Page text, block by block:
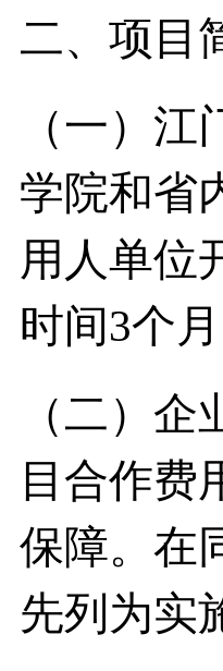
二、项目
（一）
学院和省
用人单位
时间3个月
（二）
目合作费
保障。在
先列为实